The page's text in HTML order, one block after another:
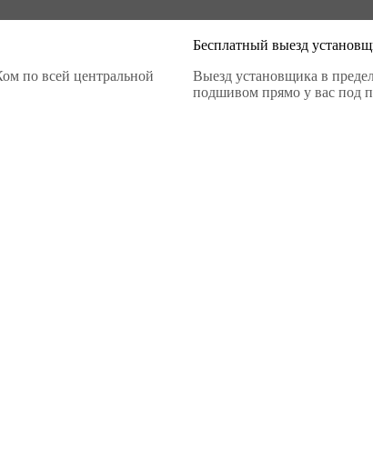
по всей центральной
Бесплатный выезд
Выезд установщика в
подшивом прямо у вас под